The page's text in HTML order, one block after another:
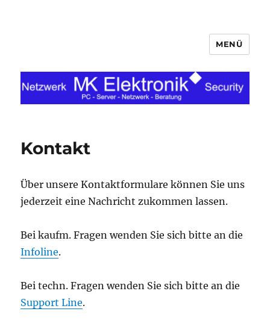
MENÜ
Kontakt
Über unsere Kontaktformulare können Sie uns
jederzeit eine Nachricht zukommen lassen.
Bei kaufm. Fragen wenden Sie sich bitte an die
Infoline.
Bei techn. Fragen wenden Sie sich bitte an die
Support Line.